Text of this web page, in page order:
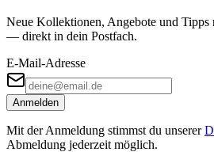
Neue Kollektionen, Angebote und Tipps
— direkt in dein Postfach.
E-Mail-Adresse
Anmelden
Mit der Anmeldung stimmst du unserer
Abmeldung jederzeit möglich.